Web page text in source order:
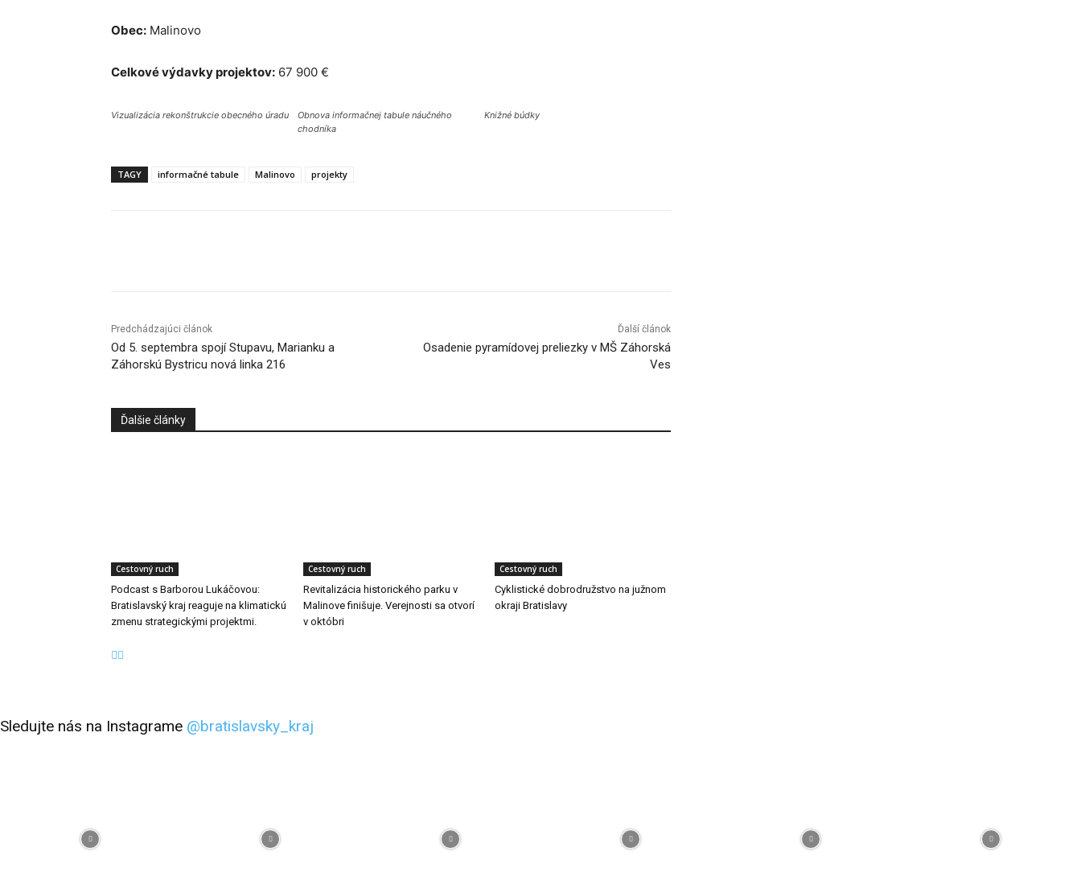
Obec: Malinovo
Celkové výdavky projektov: 67 900 €
Vizualizácia rekonštrukcie obecného úradu
Obnova informačnej tabule náučného
chodníka
Knižné búdky
TAGY informačné tabule Malinovo projekty
Predchádzajúci článok
Od 5. septembra spojí Stupavu, Marianku a
Záhorskú Bystricu nová linka 216
Ďalší článok
Osadenie pyramídovej preliezky v MŠ Záhorská
Ves
Ďalšie články
Cestovný ruch
Podcast s Barborou Lukáčovou:
Bratislavský kraj reaguje na klimatickú
zmenu strategickými projektmi.
Cestovný ruch
Revitalizácia historického parku v
Malinove finišuje. Verejnosti sa otvorí
v októbri
Cestovný ruch
Cyklistické dobrodružstvo na južnom
okraji Bratislavy
Sledujte nás na Instagrame @bratislavsky_kraj